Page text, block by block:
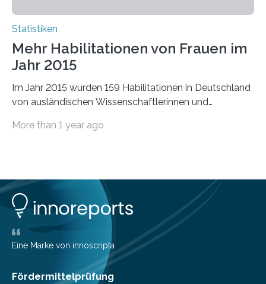
Statistiken
Mehr Habilitationen von Frauen im
Jahr 2015
Im Jahr 2015 wurden 159 Habilitationen in Deutschland
von ausländischen Wissenschaftlerinnen und
More than 1 year ago
Eine Marke von innoscripta
Fördermittelprüfung